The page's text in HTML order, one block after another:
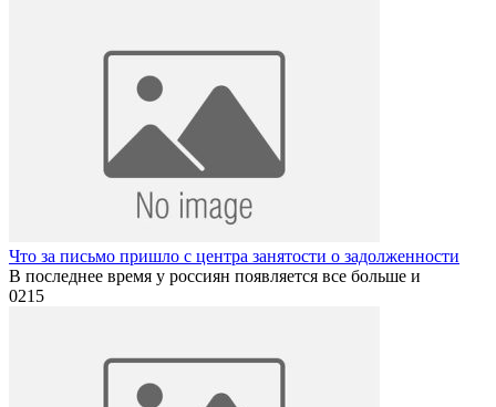
Что за письмо пришло с центра занятости о задолженности
В последнее время у россиян появляется все больше и
0215